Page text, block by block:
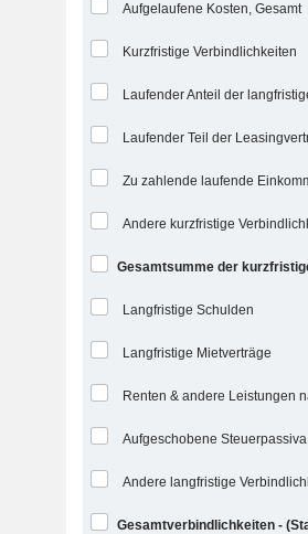
Aufgelaufene Kosten, Gesamt
Kurzfristige Verbindlichkeiten
Laufender Teil der
Andere kurzfristige
Langfristige Schulden
Langfristige Mietverträge